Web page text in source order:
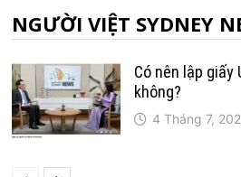
NGƯỜI VIỆT SYDNEY
Có nên lập giấy
không?
4 Tháng 7,